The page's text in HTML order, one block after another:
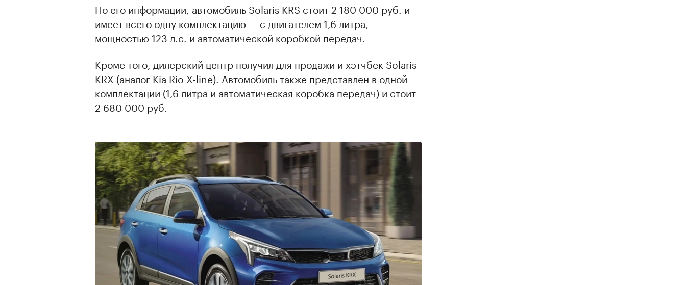
00:00 / 00:00
По его информации, автомобиль Solaris KRS стоит 2 180 000 руб. и
имеет всего одну комплектацию — с двигателем 1,6 литра,
мощностью 123 л.с. и автоматической коробкой передач.
Кроме того, дилерский центр получил для продажи и хэтчбек Solaris
KRX (аналог Kia Rio X-line). Автомобиль также представлен в одной
комплектации (1,6 литра и автоматическая коробка передач) и стоит
2 680 000 руб.